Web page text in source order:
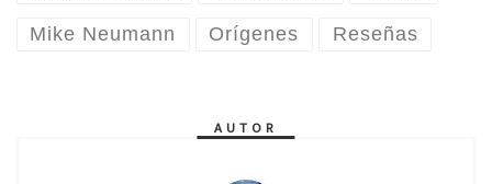
Mike Neumann Orígenes Reseñas
AUTOR